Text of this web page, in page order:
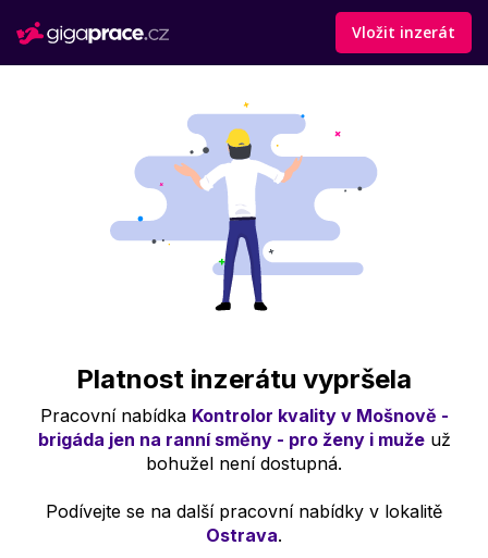
Vložit inzerát
Platnost inzerátu vypršela
Pracovní nabídka Kontrolor kvality v Mošnově -
brigáda jen na ranní směny - pro ženy i mužeuž
bohužel není dostupná.
Podívejte se na další pracovní nabídky v lokalitě
Ostrava.